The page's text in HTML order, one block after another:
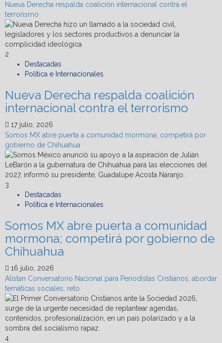
Nueva Derecha respalda coalición internacional contra el
terrorismo
2
Destacadas
Política e Internacionales
Nueva Derecha respalda coalición
internacional contra el terrorismo
17 julio, 2026
Somos MX abre puerta a comunidad mormona; competirá por
gobierno de Chihuahua
3
Destacadas
Política e Internacionales
Somos MX abre puerta a comunidad
mormona; competirá por gobierno de
Chihuahua
16 julio, 2026
Alistan Conversatorio Nacional para Periodistas Cristianos; abordar
temáticas sociales, reto
4